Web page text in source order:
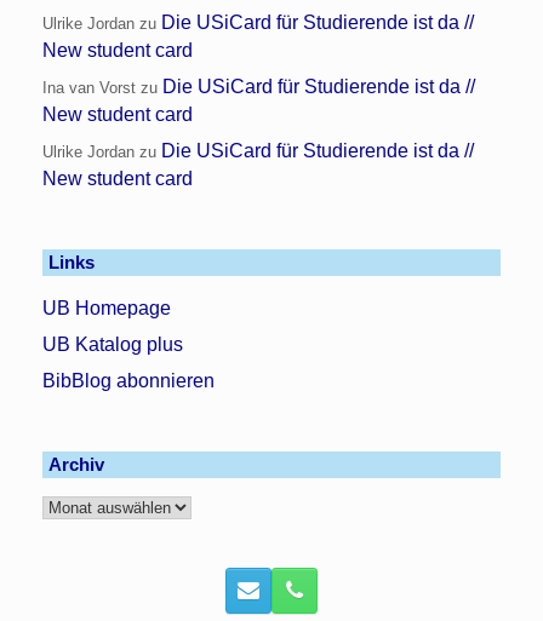
Ulrike Jordan zu Die USiCard für Studierende ist da //
New student card
Ina van Vorst zu Die USiCard für Studierende ist da //
New student card
Ulrike Jordan zu Die USiCard für Studierende ist da //
New student card
Links
UB Homepage
UB Katalog plus
BibBlog abonnieren
Archiv
Archiv